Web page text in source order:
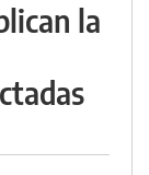
la